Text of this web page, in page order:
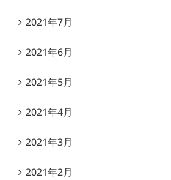
2021年7月
2021年6月
2021年5月
2021年4月
2021年3月
2021年2月